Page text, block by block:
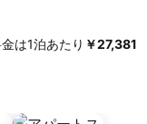
は1泊あたり ‎￥27,381